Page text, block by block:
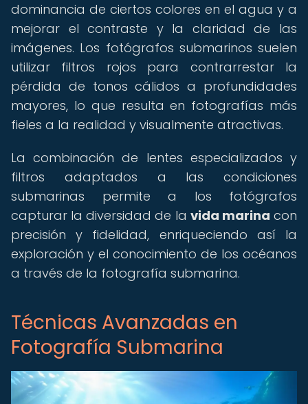
dominancia de ciertos colores en el agua y a
mejorar el contraste y la claridad de las
imágenes. Los fotógrafos submarinos suelen
utilizar filtros rojos para contrarrestar la
pérdida de tonos cálidos a profundidades
mayores, lo que resulta en fotografías más
fieles a la realidad y visualmente atractivas.
La combinación de lentes especializados y
filtros adaptados a las condiciones
submarinas permite a los fotógrafos
capturar la diversidad de la vida marina con
precisión y fidelidad, enriqueciendo así la
exploración y el conocimiento de los océanos
a través de la fotografía submarina.
Técnicas Avanzadas en
Fotografía Submarina